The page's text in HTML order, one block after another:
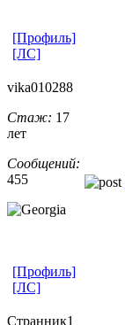
[Профиль]
[ЛС]
vika010288
Стаж: 17
лет
Сообщений:
455
[Профиль]
[ЛС]
Странник1